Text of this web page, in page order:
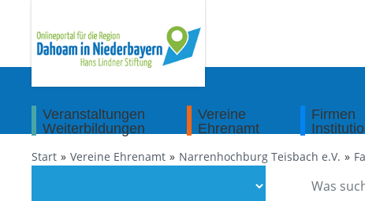
Veranstaltungen
Weiterbildungen
Vereine
Ehrenamt
Firmen
Start Vereine Ehrenamt Narrenhochburg Teisbach e.V.